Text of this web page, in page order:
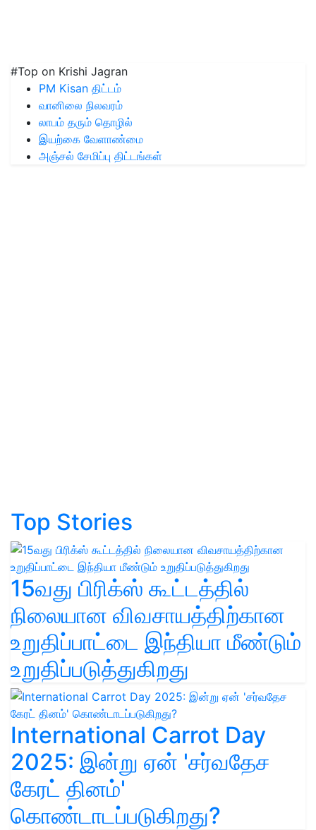
#Top on Krishi Jagran
PM Kisan திட்டம்
வானிலை நிலவரம்
லாபம் தரும் தொழில்
இயற்கை வேளாண்மை
அஞ்சல் சேமிப்பு திட்டங்கள்
Top Stories
15வது பிரிக்ஸ் கூட்டத்தில்
நிலையான விவசாயத்திற்கான
உறுதிப்பாட்டை இந்தியா மீண்டும்
உறுதிப்படுத்துகிறது
International Carrot Day
2025: இன்று ஏன் 'சர்வதேச
கேரட் தினம்'
கொண்டாடப்படுகிறது?